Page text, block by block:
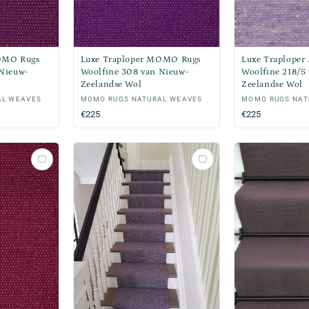
Rugs
WEAVES
Luxe Traploper MOMO Rugs
Woolfine 308 van Nieuw-
Zeelandse Wol
Verkoper:
MOMO RUGS NATURAL WEAVES
Normale
prijs
€225
Luxe Traploper
Woolfine 218/5
Zeelandse Wol
Verkoper:
MOMO RUGS
Normale
prijs
€225